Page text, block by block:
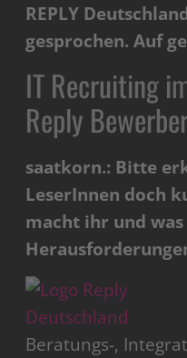
REPLY
gesprochen. Auf
IT Recruiting
Reply
saatkorn.: Bitte
LeserInnen doch
macht ihr und
Beratungs-,